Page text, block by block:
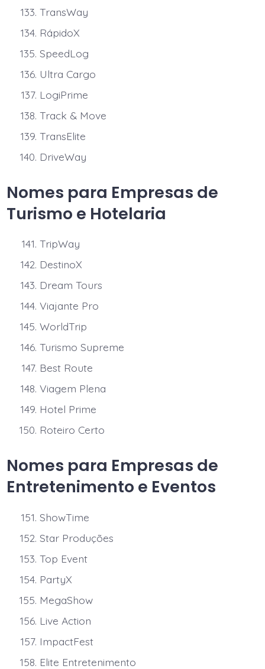
TransWay
RápidoX
SpeedLog
Ultra Cargo
LogiPrime
Track & Move
TransElite
DriveWay
Nomes para Empresas de
Turismo e Hotelaria
TripWay
DestinoX
Dream Tours
Viajante Pro
WorldTrip
Turismo Supreme
Best Route
Viagem Plena
Hotel Prime
Roteiro Certo
Nomes para Empresas de
Entretenimento e Eventos
ShowTime
Star Produções
Top Event
PartyX
MegaShow
Live Action
ImpactFest
Elite Entretenimento